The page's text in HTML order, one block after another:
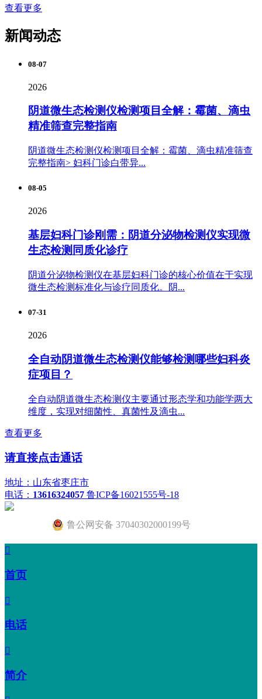
查看更多
新闻动态
08-07
2026
阴道微生态检测仪检测项目全解：霉菌、滴虫
精准筛查完整指南
阴道微生态检测仪检测项目全解：霉菌、滴虫精准筛查
完整指南> 妇科门诊白带异...
08-05
2026
基层妇科门诊刚需：阴道分泌物检测仪实现微
生态检测同质化诊疗
阴道分泌物检测仪在基层妇科门诊的核心价值在于实现
微生态检测标准化与诊疗同质化。阴...
07-31
2026
全自动阴道微生态检测仪能够检测哪些妇科炎
症项目？
全自动阴道微生态检测仪主要通过形态学和功能学两大
维度，实现对细菌性、真菌性及滴虫...
查看更多
请直接点击通话
地址：山东省枣庄市
电话： 13616324057 鲁ICP备16021555号-18
鲁公网安备 37040302000199号

首页

电话

简介